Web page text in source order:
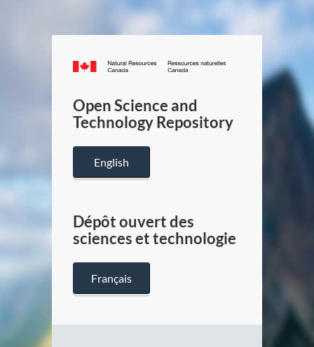
Canada.ca
/
Canada
Open Science and
Technology Repository
English
Dépôt ouvert des
sciences et technologie
Français